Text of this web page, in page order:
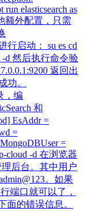
run elasticsearch as
额外配置，只需
行启动： su es cd
-d 然后执行命令验
返回出
功。
，编
和
EsAddr =
=
=
cloud -d 在浏览器
理后台。其中用户
。如果
端口就可以了，
面的错误信息。